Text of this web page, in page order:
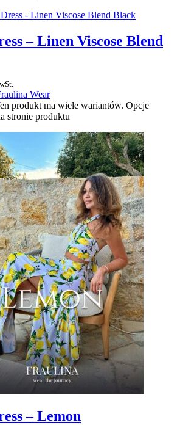
– Linen Viscose Blend
Wear
produkt ma wiele wariantów. Opcje
stronie produktu
– Lemon